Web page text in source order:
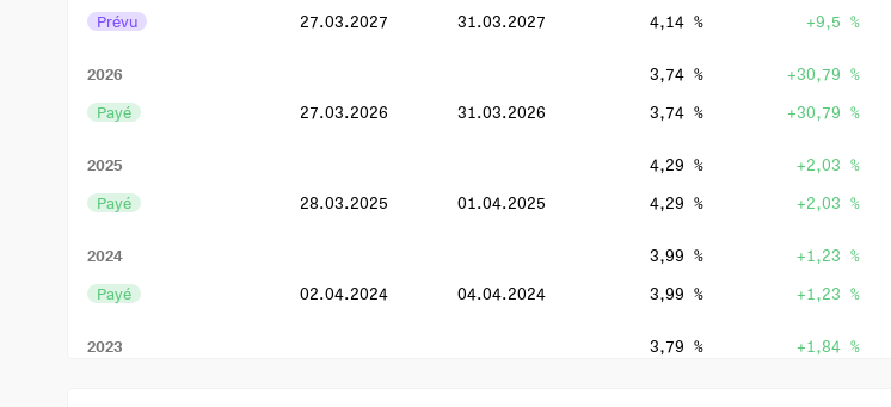
Prévu
27.03.2027 31.03.2027 4,14 % +9,5 %
2026 3,74 % +30,79 %
Payé
27.03.2026 31.03.2026 3,74 % +30,79 %
2025 4,29 % +2,03 %
Payé
28.03.2025 01.04.2025 4,29 % +2,03 %
2024 3,99 % +1,23 %
Payé
02.04.2024 04.04.2024 3,99 % +1,23 %
2023 3,79 % +1,84 %